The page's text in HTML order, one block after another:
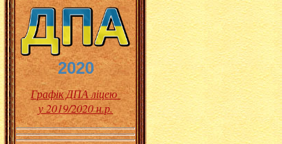
2020
Графік ДПА ліцею
у 2019/2020 н.р.